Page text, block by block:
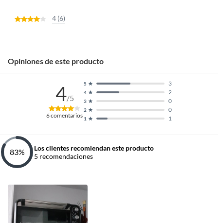
4 (6)
Opiniones de este producto
4/5
6comentarios 1 1
2 0
3 0
4 2
5 3
83%
Los clientes recomiendan este producto
5 recomendaciones